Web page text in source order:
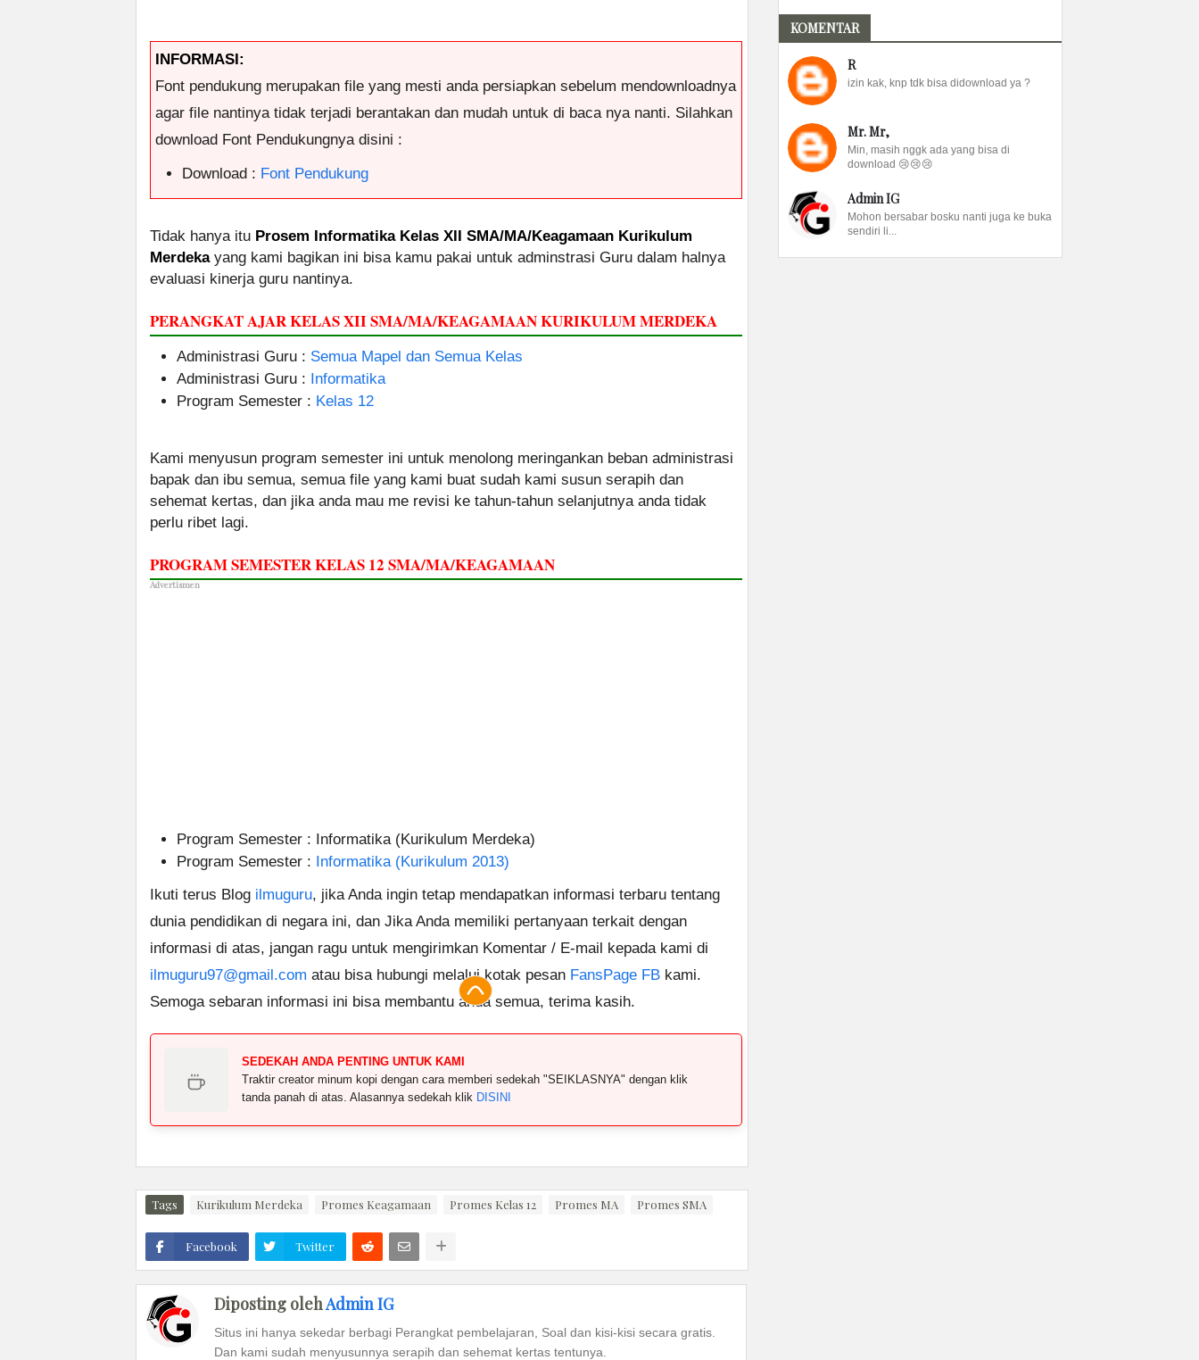
INFORMASI:
Font pendukung merupakan file yang mesti anda persiapkan sebelum mendownloadnya
agar file nantinya tidak terjadi berantakan dan mudah untuk di baca nya nanti. Silahkan
download Font Pendukungnya disini :
Download : Font Pendukung
Tidak hanya itu Prosem Informatika Kelas XII SMA/MA/Keagamaan Kurikulum
Merdekayang kami bagikan ini bisa kamu pakai untuk adminstrasi Guru dalam halnya
evaluasi kinerja guru nantinya.
PERANGKAT AJAR KELAS XII SMA/MA/KEAGAMAAN KURIKULUM MERDEKA
Administrasi Guru : Semua Mapel dan Semua Kelas
Administrasi Guru :
Informatika
Program Semester : Kelas 12
Kami menyusun program semester ini untuk menolong meringankan beban administrasi
bapak dan ibu semua, semua file yang kami buat sudah kami susun serapih dan
sehemat kertas, dan jika anda mau me revisi ke tahun-tahun selanjutnya anda tidak
perlu ribet lagi.
PROGRAM SEMESTER KELAS 12 SMA/MA/KEAGAMAAN
Advertismen
Program Semester : Informatika (Kurikulum Merdeka)
Program Semester :
Informatika (Kurikulum 2013)
Ikuti terus Blog ilmuguru, jika Anda ingin tetap mendapatkan informasi terbaru tentang
dunia pendidikan di negara ini, dan Jika Anda memiliki pertanyaan terkait dengan
informasi di atas, jangan ragu untuk mengirimkan Komentar / E-mail kepada kami di
ilmuguru97@gmail.com atau bisa hubungi melalui kotak pesan FansPage FB kami.
Semoga sebaran informasi ini bisa membantu anda semua, terima kasih.
SEDEKAH ANDA PENTING UNTUK KAMI
Traktir creator minum kopi dengan cara memberi sedekah "SEIKLASNYA" dengan klik
tanda panah di atas. Alasannya sedekah klik DISINI
Tags Kurikulum Merdeka Promes Keagamaan Promes Kelas 12 Promes MA Promes SMA
Facebook Twitter
Diposting olehAdmin IG
Situs ini hanya sekedar berbagi Perangkat pembelajaran, Soal dan kisi-kisi secara gratis.
Dan kami sudah menyusunnya serapih dan sehemat kertas tentunya.
KOMENTAR
R
izin kak, knp tdk bisa didownload ya ?
Mr. Mr,
Min, masih nggk ada yang bisa di
download 😢😢😢
Admin IG
Mohon bersabar bosku nanti juga ke buka
sendiri li...